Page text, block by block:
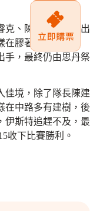
克、陳建禎穩定輸出
膠著之下拉開比
手，最終仍由思丹祭
佳境，除了隊長陳建
在中路多有建樹，後
伊斯特追趕不及，最
收下比賽勝利。